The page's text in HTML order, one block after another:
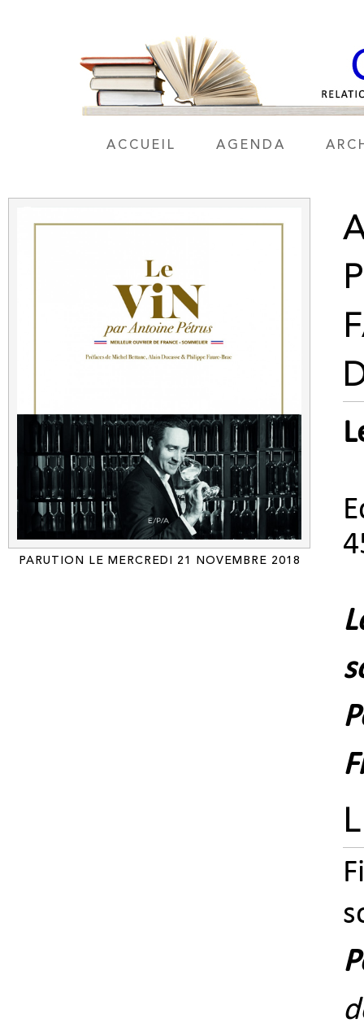
ACCUEIL AGENDA
PARUTION LE MERCREDI 21 NOVEMBRE 2018